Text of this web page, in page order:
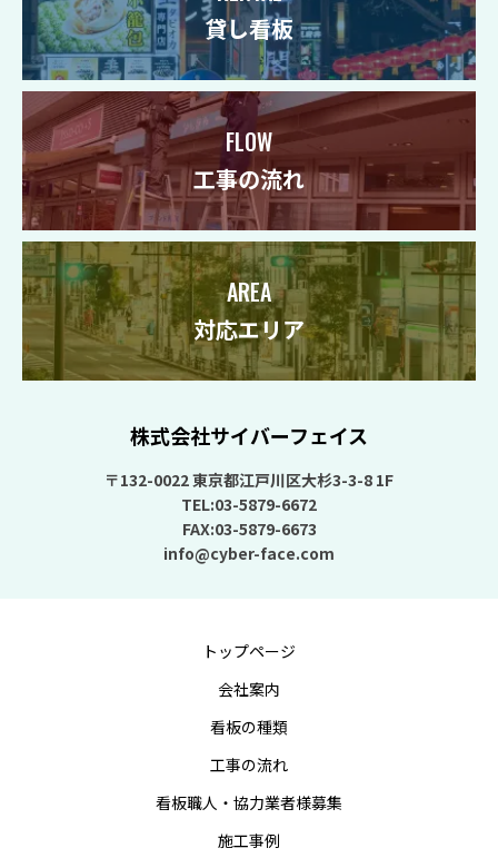
貸し看板
FLOW
工事の流れ
AREA
対応エリア
株式会社サイバーフェイス
〒132-0022 東京都江戸川区大杉3-3-8 1F
TEL:03-5879-6672
FAX:03-5879-6673
info@cyber-face.com
トップページ
会社案内
看板の種類
工事の流れ
看板職人・協力業者様募集
施工事例